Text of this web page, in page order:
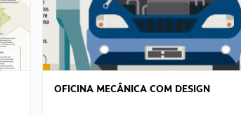
OFICINA MECÂNICA COM DESIGN